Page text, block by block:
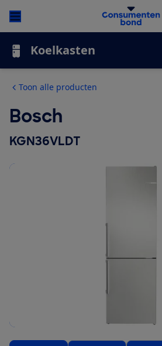
Koelkasten
Toon alle producten
Bosch
KGN36VLDT